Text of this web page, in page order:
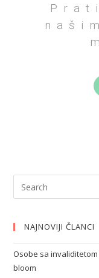
NAJNOVIJI ČLANCI
Osobe sa
bloom